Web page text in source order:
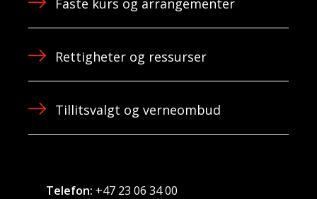
Faste kurs og arrangementer
Rettigheter og ressurser
Tillitsvalgt og verneombud
Telefon: +47 23 06 34 00